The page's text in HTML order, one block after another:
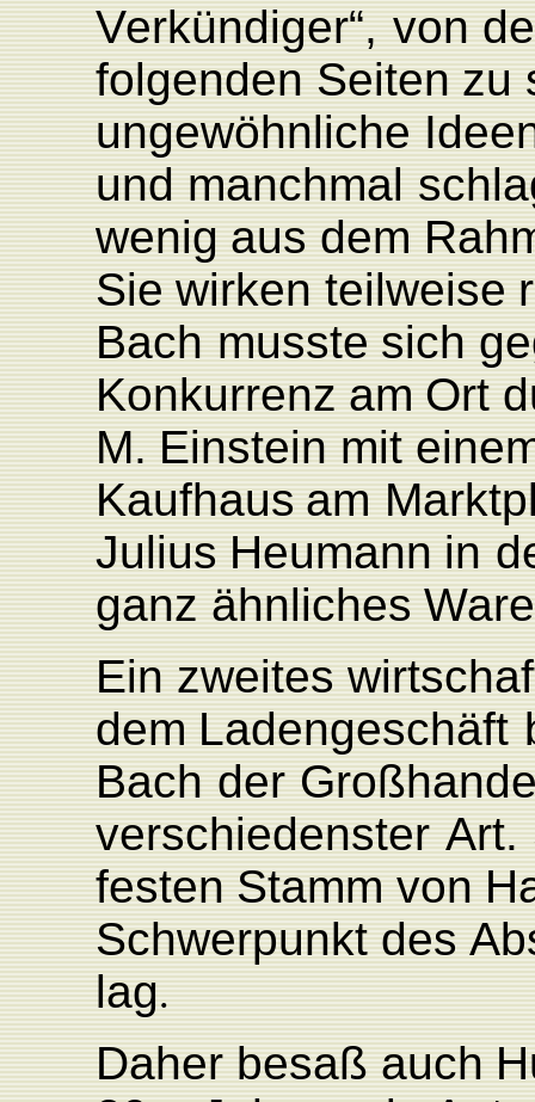
Verkündiger“, von
folgenden Seiten zu
ungewöhnliche
und manchmal
wenig aus dem
Sie wirken teilweise
Bach musste sich
Konkurrenz am Ort
M. Einstein mit
Kaufhaus am
Julius Heumann in
ganz ähnliches W
Ein zweites
dem Ladengeschäft
Bach der
verschiedenster Art.
festen Stamm von
Schwerpunkt des
lag.
Daher besaß auch